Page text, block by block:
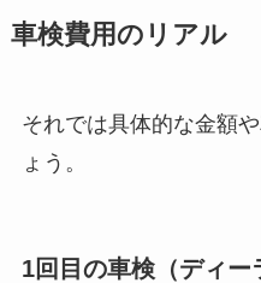
車検費用のリアル
それでは具体的な金額
ょう。
1回目の車検（ディー